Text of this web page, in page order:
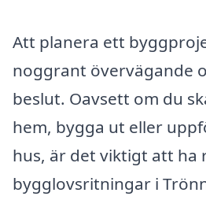
Att planera ett
noggrant övervägande
beslut. Oavsett om du
hem, bygga ut eller
hus, är det viktigt att ha
bygglovsritningar i